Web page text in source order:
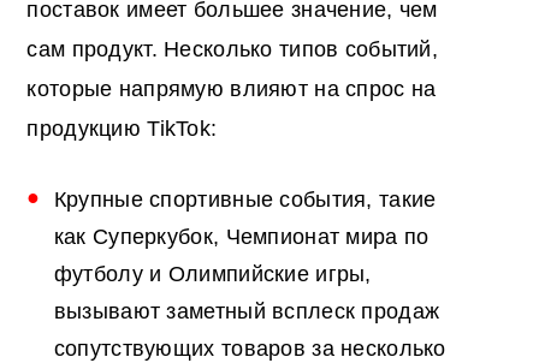
поставок имеет большее значение, чем
сам продукт. Несколько типов событий,
которые напрямую влияют на спрос на
продукцию TikTok:
Крупные спортивные события, такие
как Суперкубок, Чемпионат мира по
футболу и Олимпийские игры,
вызывают заметный всплеск продаж
сопутствующих товаров за несколько